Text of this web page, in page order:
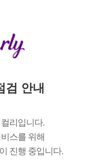
검 안내
리입니다.
스를 위해
진행 중입니다.